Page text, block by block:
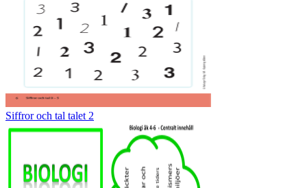
Siffror och tal talet 2